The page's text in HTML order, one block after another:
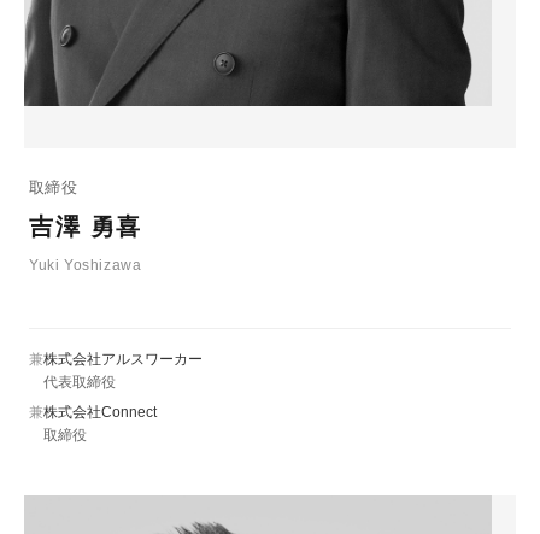
取締役
吉澤 勇喜
Yuki Yoshizawa
兼株式会社アルスワーカー
代表取締役
兼株式会社Connect
取締役